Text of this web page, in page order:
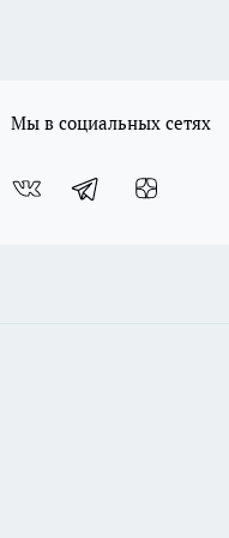
Мы в социальных сетях